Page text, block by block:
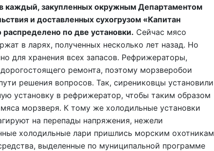
каждый, закупленных окружным Департаментом
и доставленных сухогрузом «Капитан
по две установки. Сейчас мясо
в ларях, полученных несколько лет назад. Но
для хранения всех запасов. Рефрижераторы,
ремонта, поэтому морзверобои
решения вопросов. Так, сирениковцы установили
установку в рефрижератор, чтобы таким образом
морзверя. К тому же холодильные установки
на перепады напряжения, нежели
холодильные лари пришлись морским охотникам
выделенные по муниципальной программе